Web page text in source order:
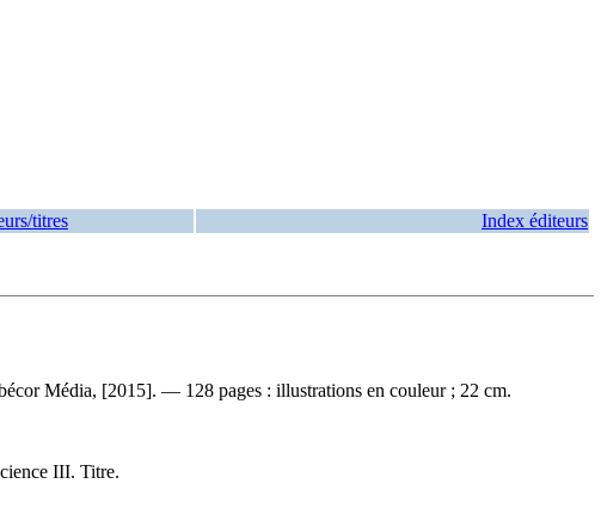
titres Index éditeurs
Média, [2015]. — 128 pages : illustrations en couleur ; 22 cm.
III. Titre.